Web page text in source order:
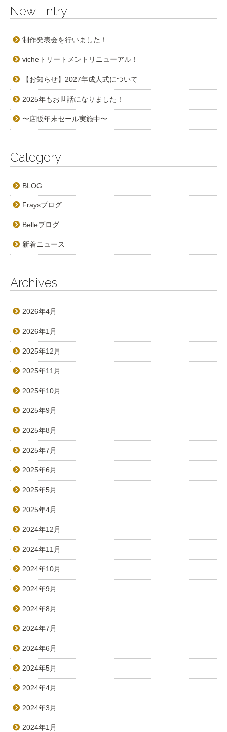
New Entry
制作発表会を行いました！
vicheトリートメントリニューアル！
【お知らせ】2027年成人式について
2025年もお世話になりました！
〜店販年末セール実施中〜
Category
BLOG
Fraysブログ
Belleブログ
新着ニュース
Archives
2026年4月
2026年1月
2025年12月
2025年11月
2025年10月
2025年9月
2025年8月
2025年7月
2025年6月
2025年5月
2025年4月
2024年12月
2024年11月
2024年10月
2024年9月
2024年8月
2024年7月
2024年6月
2024年5月
2024年4月
2024年3月
2024年1月